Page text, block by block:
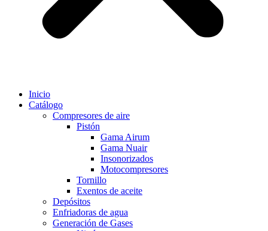
Inicio
Catálogo
Compresores de aire
Pistón
Gama Airum
Gama Nuair
Insonorizados
Motocompresores
Tornillo
Exentos de aceite
Depósitos
Enfriadoras de agua
Generación de Gases